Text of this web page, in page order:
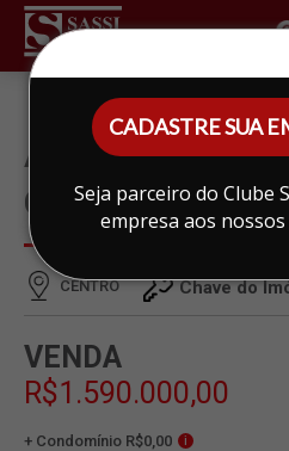
CADASTRE SUA
Seja parceiro do Clube
empresa aos nossos
APARTAMENTO
CENTRO,
CENTRO Chave do
VENDA
R$1.590.000,00
+ Condomínio R$0,00 i